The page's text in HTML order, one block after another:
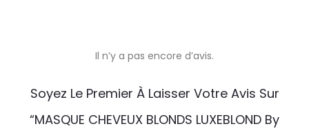
Il n’y a pas encore d’avis.
Soyez Le Premier À Laisser Votre Avis Sur
“MASQUE CHEVEUX BLONDS LUXEBLOND By